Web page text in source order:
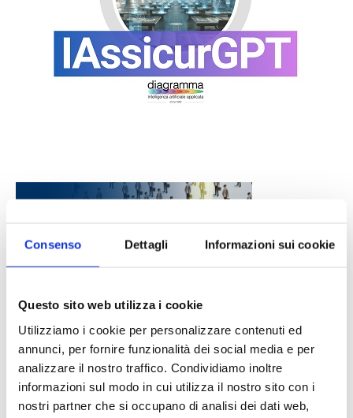
Consenso Dettagli Informazioni sui cookie
Questo sito web utilizza i cookie
Utilizziamo i cookie per personalizzare contenuti ed
annunci, per fornire funzionalità dei social media e per
analizzare il nostro traffico. Condividiamo inoltre
informazioni sul modo in cui utilizza il nostro sito con i
nostri partner che si occupano di analisi dei dati web,
DALLE AZIENDE
Prima Assicurazioni: grande
partecipazione alla Convention degli
intermediari partner 2026